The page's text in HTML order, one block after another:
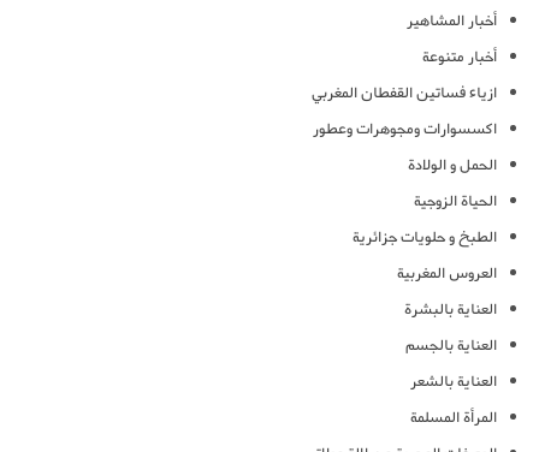
أخبار المشاهير
أخبار متنوعة
ازياء فساتين القفطان المغربي
اكسسوارات ومجوهرات وعطور
الحمل و الولادة
الحياة الزوجية
الطبخ و حلويات جزائرية
العروس المغربية
العناية بالبشرة
العناية بالجسم
العناية بالشعر
المرأة المسلمة